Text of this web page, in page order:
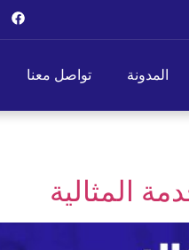
المدونة تواصل معنا